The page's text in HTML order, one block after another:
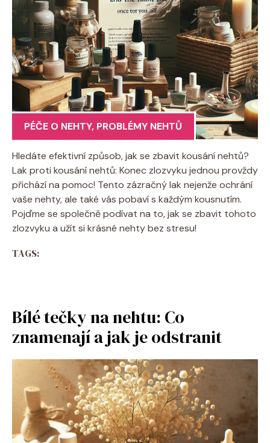
PÉČE O NEHTY, PROBLÉMY NEHTŮ
Hledáte efektivní způsob, jak se zbavit kousání nehtů?
Lak proti kousání nehtů: Konec zlozvyku jednou provždy
přichází na pomoc! Tento zázračný lak nejenže ochrání
vaše nehty, ale také vás pobaví s každým kousnutím.
Pojďme se společně podívat na to, jak se zbavit tohoto
zlozvyku a užít si krásné nehty bez stresu!
TAGS:
Bílé tečky na nehtu: Co
znamenají a jak je odstranit